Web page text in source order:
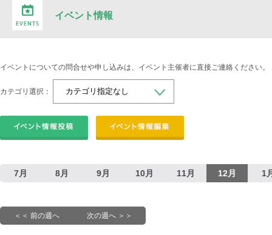
イベント情報
イベントについての問合せや申し込みは、イベント主催者に直接ご連絡ください。
カテゴリ選択：
7月 8月 9月 10月 11月 12月 1
＜＜ 前の週へ 次の週へ ＞＞